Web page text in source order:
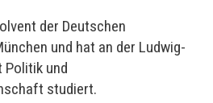
der Deutschen
und hat an der Ludwig-
Politik und
studiert.